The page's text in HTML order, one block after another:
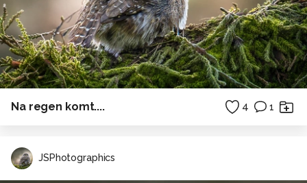
Na regen komt.... 4 1
JSPhotographics